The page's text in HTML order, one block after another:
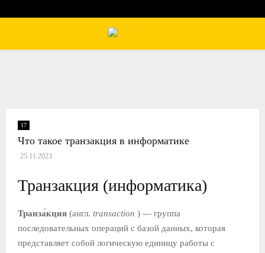
П
В
И
Ч
Н
17
Что такое транзакция в информатике
25.11.2023
Транзакция (информатика)
Транза́кция (англ. transaction ) — группа
последовательных операций с базой данных, которая
представляет собой логическую единицу работы с